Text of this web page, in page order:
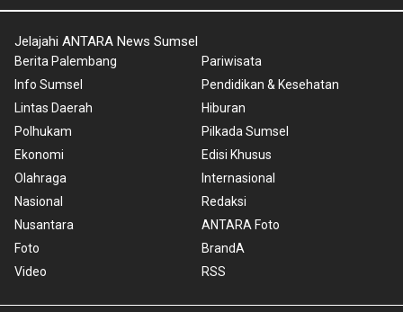
Jelajahi ANTARA News Sumsel
Berita Palembang
Info Sumsel
Lintas Daerah
Polhukam
Ekonomi
Olahraga
Nasional
Nusantara
Foto
Video
Pariwisata
Pendidikan & Kesehatan
Hiburan
Pilkada Sumsel
Edisi Khusus
Internasional
Redaksi
ANTARA Foto
BrandA
RSS